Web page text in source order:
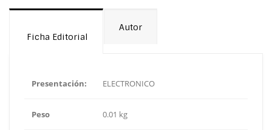
Ficha Editorial
Autor
Presentación: ELECTRONICO
Peso 0.01 kg